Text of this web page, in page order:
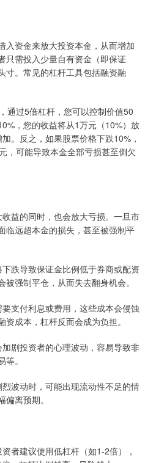
入资金来放大投资本金，从而增加
只需投入少量自有资金（即保证
寸。常见的杠杆工具包括融资融
通过5倍杠杆，您可以控制价值50
，您的收益将从1万元（10%）放
。反之，如果股票价格下跌10%，
，可能导致本金全部亏损甚至倒欠
益的同时，也会放大亏损。一旦市
临远超本金的损失，甚至被强制平
跌导致保证金比例低于券商或配资
强制平仓，从而失去翻身机会。
支付利息或费用，这些成本会侵蚀
成本，杠杆反而会成为负担。
剧投资者的心理波动，容易导致非
。
波动时，可能出现流动性不足的情
离预期。
者建议使用低杠杆（如1-2倍），